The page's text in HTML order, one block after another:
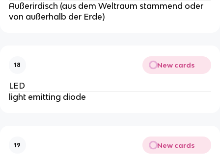
Außerirdisch (aus dem Weltraum stammend oder
von außerhalb der Erde)
18 New cards
LED
light emitting diode
19 New cards